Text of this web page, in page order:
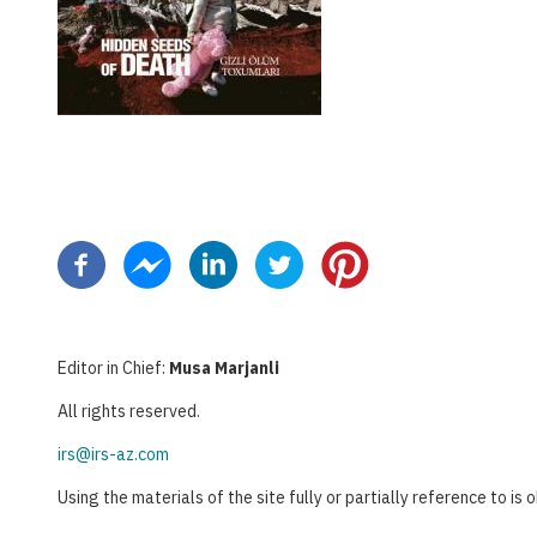
Editor in Chief: Musa Marjanli
All rights reserved.
irs@irs-az.com
Using the materials of the site fully or partially reference to is